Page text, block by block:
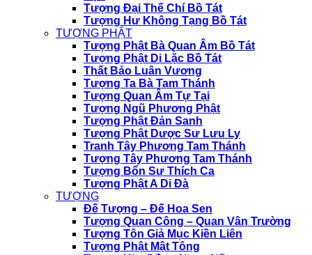
Tượng Đại Thế Chí Bồ Tát
Tượng Hư Không Tạng Bồ Tát
TƯỢNG PHẬT
Tượng Phật Bà Quan Âm Bồ Tát
Tượng Phật Di Lặc Bồ Tát
Thất Bảo Luân Vương
Tượng Ta Bà Tam Thánh
Tượng Quan Âm Tự Tại
Tượng Ngũ Phương Phật
Tượng Phật Đản Sanh
Tượng Phật Dược Sư Lưu Ly
Tranh Tây Phương Tam Thánh
Tượng Tây Phương Tam Thánh
Tượng Bổn Sư Thích Ca
Tượng Phật A Di Đà
TƯỢNG
Đế Tượng – Đế Hoa Sen
Tượng Quan Công – Quan Vân Trường
Tượng Tôn Giả Mục Kiền Liên
Tượng Phật Mật Tông